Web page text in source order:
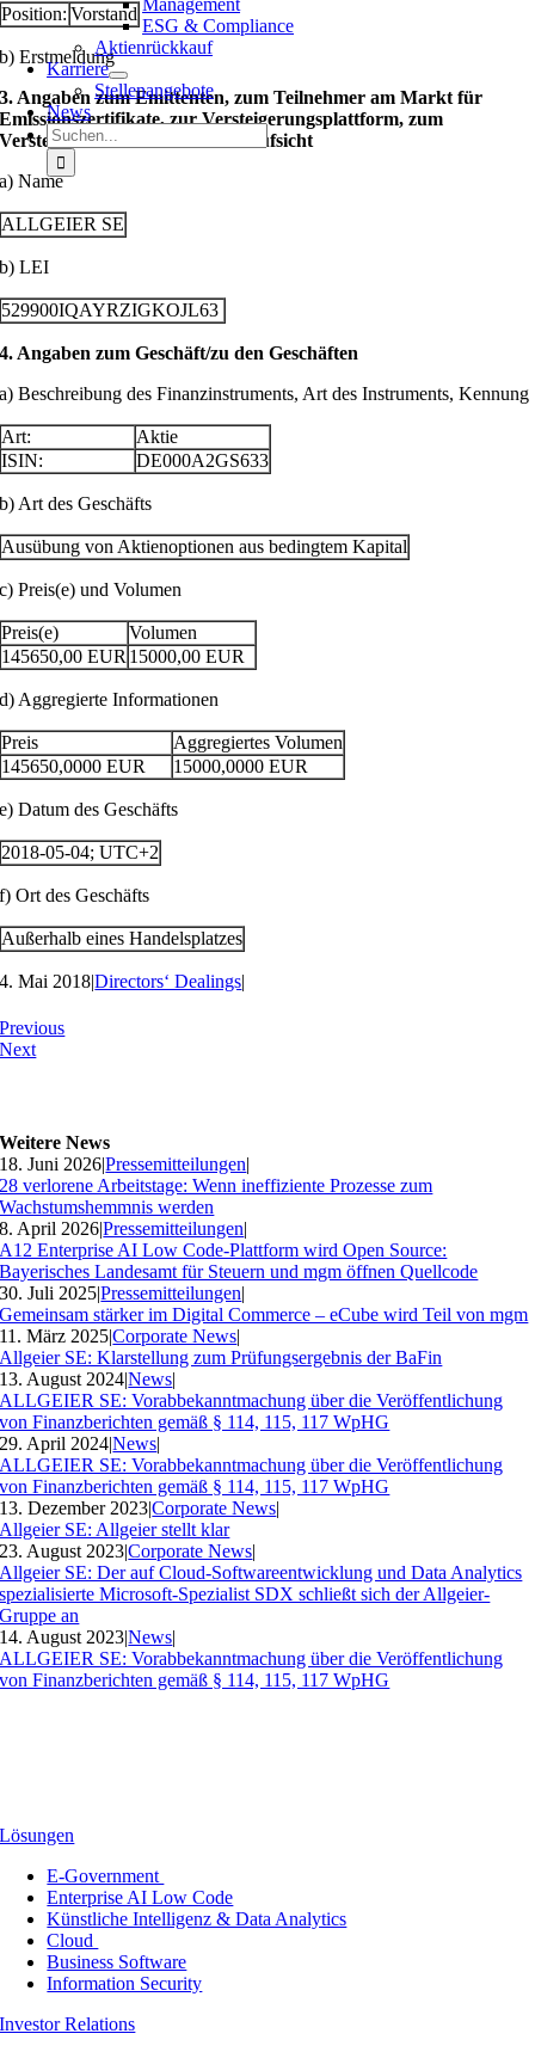
Management
ESG & Compliance
Aktienrückkauf
Karriere
Stellenangebote
News
Suche
nach:
Position: Vorstand
b) Erstmeldung
3. Angaben zum Emittenten, zum Teilnehmer am Markt für
Emissionszertifikate, zur Versteigerungsplattform, zum
Versteigerer oder zur Auktionsaufsicht
a) Name
ALLGEIER SE
b) LEI
529900IQAYRZIGKOJL63
4. Angaben zum Geschäft/zu den Geschäften
a) Beschreibung des Finanzinstruments, Art des Instruments, Kennung
Art:
Aktie
ISIN:
DE000A2GS633
b) Art des Geschäfts
Ausübung von Aktienoptionen aus bedingtem Kapital
c) Preis(e) und Volumen
Preis(e)
Volumen
145650,00 EUR 15000,00 EUR
d) Aggregierte Informationen
Preis
Aggregiertes Volumen
145650,0000 EUR 15000,0000 EUR
e) Datum des Geschäfts
2018-05-04; UTC+2
f) Ort des Geschäfts
Außerhalb eines Handelsplatzes
4. Mai 2018|Directors‘ Dealings|
Previous
Next
Weitere News
18. Juni 2026|Pressemitteilungen|
28 verlorene Arbeitstage: Wenn ineffiziente Prozesse zum
Wachstumshemmnis werden
8. April 2026|Pressemitteilungen|
A12 Enterprise AI Low Code-Plattform wird Open Source:
Bayerisches Landesamt für Steuern und mgm öffnen Quellcode
30. Juli 2025|Pressemitteilungen|
Gemeinsam stärker im Digital Commerce – eCube wird Teil von mgm
11. März 2025|Corporate News|
Allgeier SE: Klarstellung zum Prüfungsergebnis der BaFin
13. August 2024|News|
ALLGEIER SE: Vorabbekanntmachung über die Veröffentlichung
von Finanzberichten gemäß § 114, 115, 117 WpHG
29. April 2024|News|
ALLGEIER SE: Vorabbekanntmachung über die Veröffentlichung
von Finanzberichten gemäß § 114, 115, 117 WpHG
13. Dezember 2023|Corporate News|
Allgeier SE: Allgeier stellt klar
23. August 2023|Corporate News|
Allgeier SE: Der auf Cloud-Softwareentwicklung und Data Analytics
spezialisierte Microsoft-Spezialist SDX schließt sich der Allgeier-
Gruppe an
14. August 2023|News|
ALLGEIER SE: Vorabbekanntmachung über die Veröffentlichung
von Finanzberichten gemäß § 114, 115, 117 WpHG
Lösungen
E-Government
Enterprise AI Low Code
Künstliche Intelligenz & Data Analytics
Cloud
Business Software
Information Security
Investor Relations